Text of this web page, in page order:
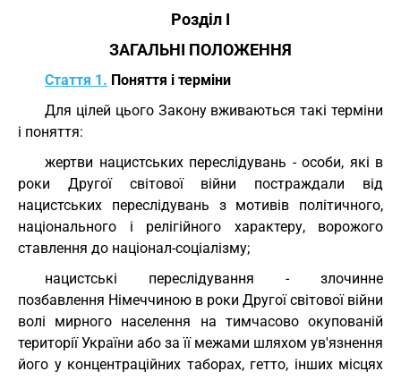
Розділ I
ЗАГАЛЬНІ ПОЛОЖЕННЯ
Стаття 1. Поняття і терміни
Для цілей цього Закону вживаються такі терміни
і поняття:
жертви нацистських переслідувань - особи, які в
роки Другої світової війни постраждали від
нацистських переслідувань з мотивів політичного,
національного і релігійного характеру, ворожого
ставлення до націонал-соціалізму;
нацистські переслідування - злочинне
позбавлення Німеччиною в роки Другої світової війни
волі мирного населення на тимчасово окупованій
території України або за її межами шляхом ув'язнення
його у концентраційних таборах, гетто, інших місцях